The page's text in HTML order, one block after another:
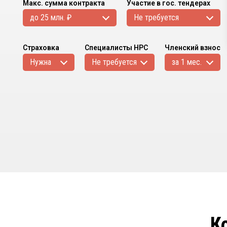
Макс. сумма контракта
до 25 млн. ₽
Участие в гос. тендерах
Не требуется
Страховка
Нужна
Специалисты НРС
Не требуется
Членский взнос
за 1 мес.